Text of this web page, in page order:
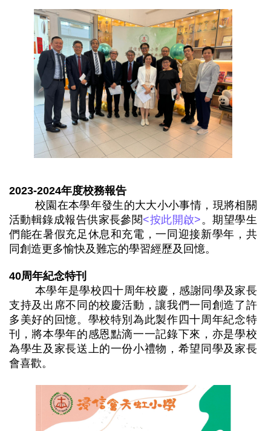
2023-2024年度校務報告
校園在本學年發生的大大小小事情，現將相關
活動輯錄成報告供家長參閱<按此開啟> 。期望學生
們能在暑假充足休息和充電，一同迎接新學年，共
同創造更多愉快及難忘的學習經歷及回憶。
40周年紀念特刊
本學年是學校四十周年校慶，感謝同學及家長
支持及出席不同的校慶活動，讓我們一同創造了許
多美好的回憶。學校特別為此製作四十周年紀念特
刊，將本學年的感恩點滴一一記錄下來，亦是學校
為學生及家長送上的一份小禮物，希望同學及家長
會喜歡。